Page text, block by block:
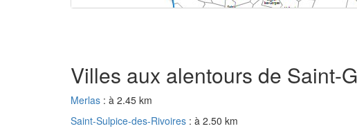
Villes aux alentours de Saint-
Merlas : à 2.45 km
Saint-Sulpice-des-Rivoires : à 2.50 km